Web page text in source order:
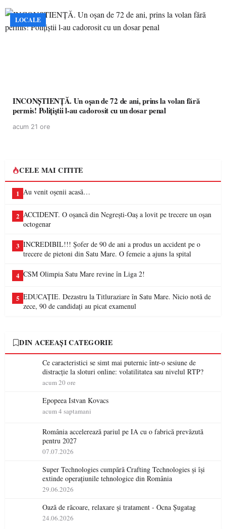
LOCALE
INCONȘTIENȚĂ. Un oșan de 72 de ani, prins la volan fără
permis! Polițiștii l-au cadorosit cu un dosar penal
acum 21 ore
CELE MAI CITITE
1 Au venit oșenii acasă…
2 ACCIDENT. O oșancă din Negrești-Oaș a lovit pe trecere un oșan
octogenar
3 INCREDIBIL!!! Șofer de 90 de ani a produs un accident pe o
trecere de pietoni din Satu Mare. O femeie a ajuns la spital
4 CSM Olimpia Satu Mare revine în Liga 2!
5 EDUCAȚIE. Dezastru la Titluraziare în Satu Mare. Nicio notă de
zece, 90 de candidați au picat examenul
DIN ACEEAȘI CATEGORIE
Ce caracteristici se simt mai puternic într-o sesiune de
distracție la sloturi online: volatilitatea sau nivelul RTP?
acum 20 ore
Epopeea Istvan Kovacs
acum 4 saptamani
România accelerează pariul pe IA cu o fabrică prevăzută
pentru 2027
07.07.2026
Super Technologies cumpără Crafting Technologies și își
extinde operațiunile tehnologice din România
29.06.2026
Oază de răcoare, relaxare și tratament - Ocna Șugatag
24.06.2026